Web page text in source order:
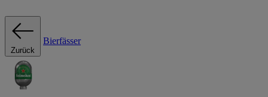
Zurück
Bierfässer